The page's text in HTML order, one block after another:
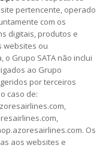
pertencente, operado
com os
digitais, produtos e
websites ou
Grupo SATA não inclui
ao Grupo
por terceiros
caso de:
Os
aos websites e